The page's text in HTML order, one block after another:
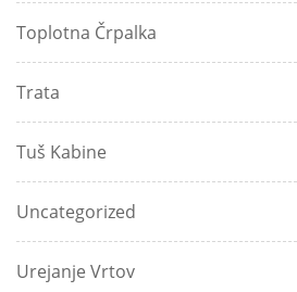
Toplotna Črpalka
Trata
Tuš Kabine
Uncategorized
Urejanje Vrtov